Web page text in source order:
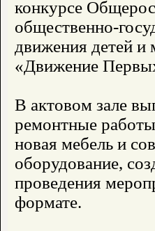
конкурсе
общественно-
движения детей и
«Движение
В актовом зале
ремонтные
новая мебель и
оборудование,
проведения
формате.